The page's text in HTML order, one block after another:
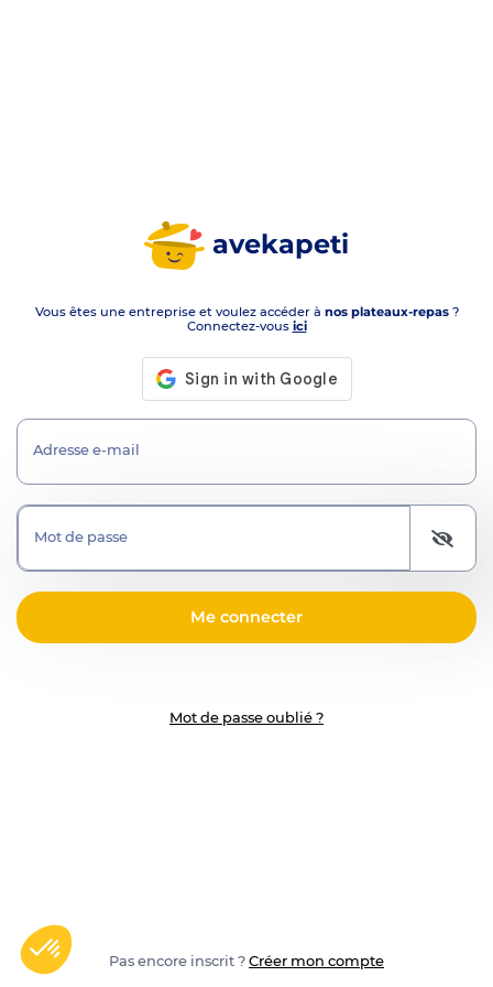
avekapeti
Vous êtes une entreprise et voulez accéder à nos plateaux-repas?
Connectez-vous ici
Adresse e-mail
Mot de passe
Mot de passe oublié ?
Pas encore inscrit ?Créer mon compte